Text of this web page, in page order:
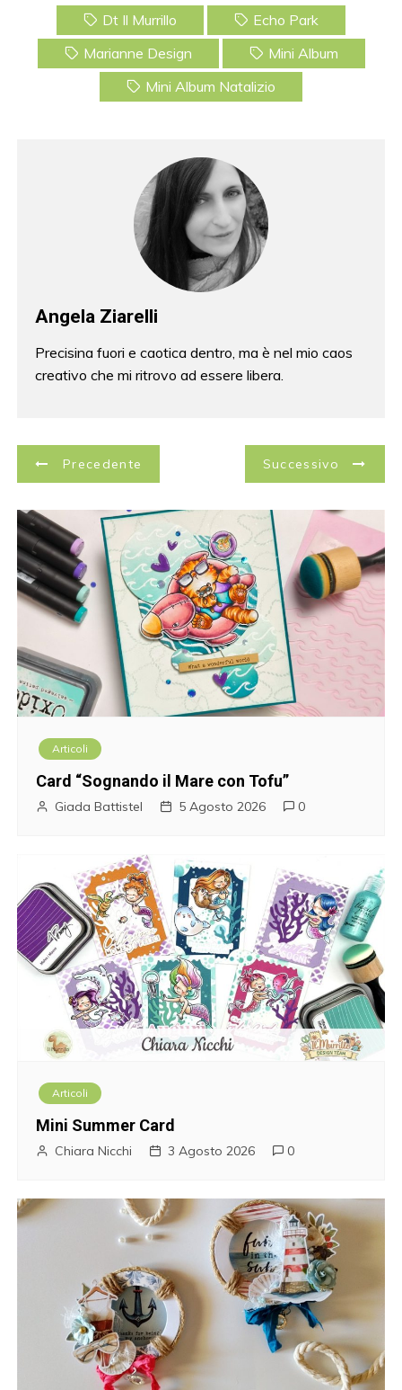
c
e
b
itt
er
er
e
st
ai
l
Dt Il Murrillo
Echo Park
Marianne Design
Mini Album
Mini Album Natalizio
Angela Ziarelli
Precisina fuori e caotica dentro, ma è nel mio caos
creativo che mi ritrovo ad essere libera.
N
a
v
i
g
a
z
a
r
t
Precedente Successivo
Articoli
Card “Sognando il Mare con Tofu”
Giada Battistel 5 Agosto 2026 0
Articoli
Mini Summer Card
Chiara Nicchi 3 Agosto 2026 0